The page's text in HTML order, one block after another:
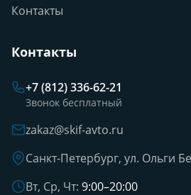
Контакты
Контакты
+7 (812) 336-62-21
Звонок бесплатный
zakaz@skif-avto.ru
Санкт-Петербург, ул. Ольги
Вт, Ср, Чт: 9:00–20:00